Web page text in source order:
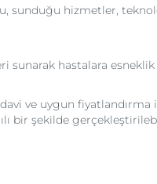
sunduğu hizmetler,
sunarak hastalara esneklik
ve uygun
bir şekilde